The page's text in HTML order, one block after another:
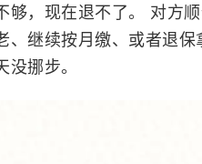
够，现在退不了。 对方
、继续按月缴、或者退
挪步。